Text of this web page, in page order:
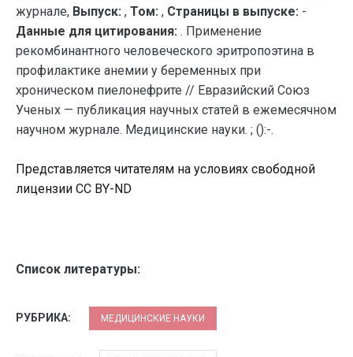
журнале, Выпуск: , Том: , Страницы в выпуске: -
Данные для цитирования: . Применение
рекомбинантного человеческого эритропоэтина в
профилактике анемии у беременных при
хроническом пиелонефрите // Евразийский Союз
Ученых — публикация научных статей в ежемесячном
научном журнале. Медицинские науки. ; ():-.
Представляется читателям на условиях свободной
лицензии CC BY-ND
Список литературы:
РУБРИКА: МЕДИЦИНСКИЕ НАУКИ